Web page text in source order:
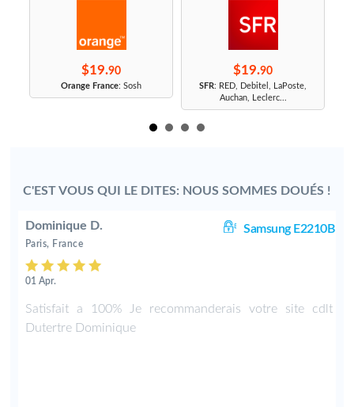
$19.90
Orange France: Sosh
$19.90
SFR: RED, Debitel, LaPoste,
Auchan, Leclerc...
C'EST VOUS QUI LE DITES: NOUS SOMMES DOUÉS !
Dominique D. Samsung E2210B
Paris, France
01 Apr.
Satisfait a 100% Je recommanderais votre site cdlt
Dutertre Dominique